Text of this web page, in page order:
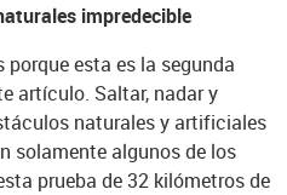
impredecible
porque esta es la segunda
artículo. Saltar, nadar y
naturales y artificiales
solamente algunos de los
prueba de 32 kilómetros de